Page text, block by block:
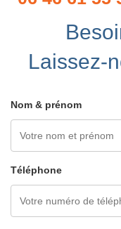
Laissez-
Nom & prénom
Téléphone